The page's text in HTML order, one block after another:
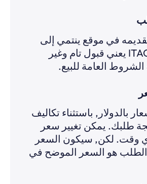
في موقع ينتمي إلى
ITACWT Limited يعني قبول تام وغير
العامة للبيع.
بالدولار, باستثناء تكاليف
طلبك. يمكن تغيير سعر
وقت. لكن, سيكون السعر
هو السعر الموضح في